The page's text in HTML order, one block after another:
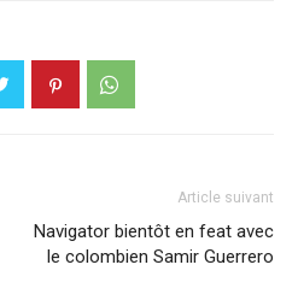
Article suivant
Navigator bientôt en feat avec
le colombien Samir Guerrero